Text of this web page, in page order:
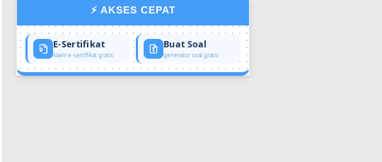
⚡ AKSES CEPAT
E-Sertifikat
klaim e-sertifikat gratis
Buat Soal
generator soal gratis